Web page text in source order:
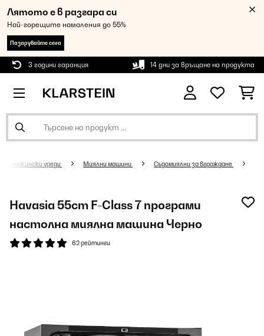
Лятото е в разгара си
Най-горещите намаления до 55%
Пазарувайте сега
3 години гаранция 14 дни за връщане на продукта
Домакински уреди Миялни машини Съдомиялни за вграждане
Havasia 55cm F-Class 7 програми
настолна миялна машина Черно
62 рейтинги